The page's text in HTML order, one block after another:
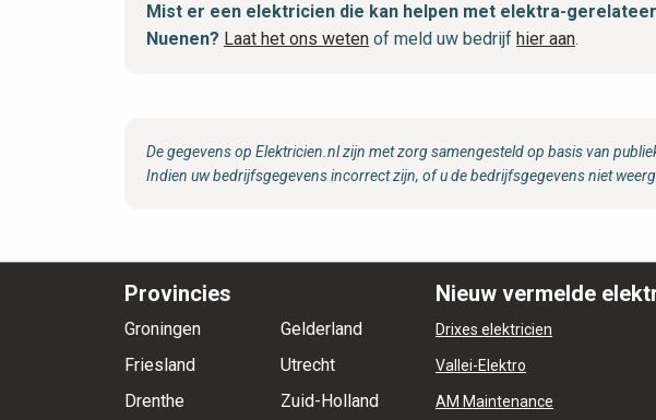
Mist er een elektricien die kan helpen met elektra-
Nuenen? Laat het ons weten of meld uw bedrijf hier aan.
De gegevens op Elektricien.nl zijn met zorg samengesteld op basis van
Indien uw bedrijfsgegevens incorrect zijn, of u de bedrijfsgegevens niet
Provincies
Groningen
Friesland
Drenthe
Gelderland
Utrecht
Zuid-Holland
Nieuw vermelde
Drixes elektricien
Vallei-Elektro
AM Maintenance